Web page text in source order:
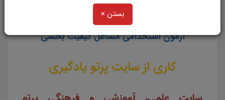
بستن ×
مطابق با آخرین اطلاعیه های ستاد ارزیابی تکمیلی
آزمون استخدامی مشاغل کیفیت بخشی
کاری از سایت پرتو یادگیری